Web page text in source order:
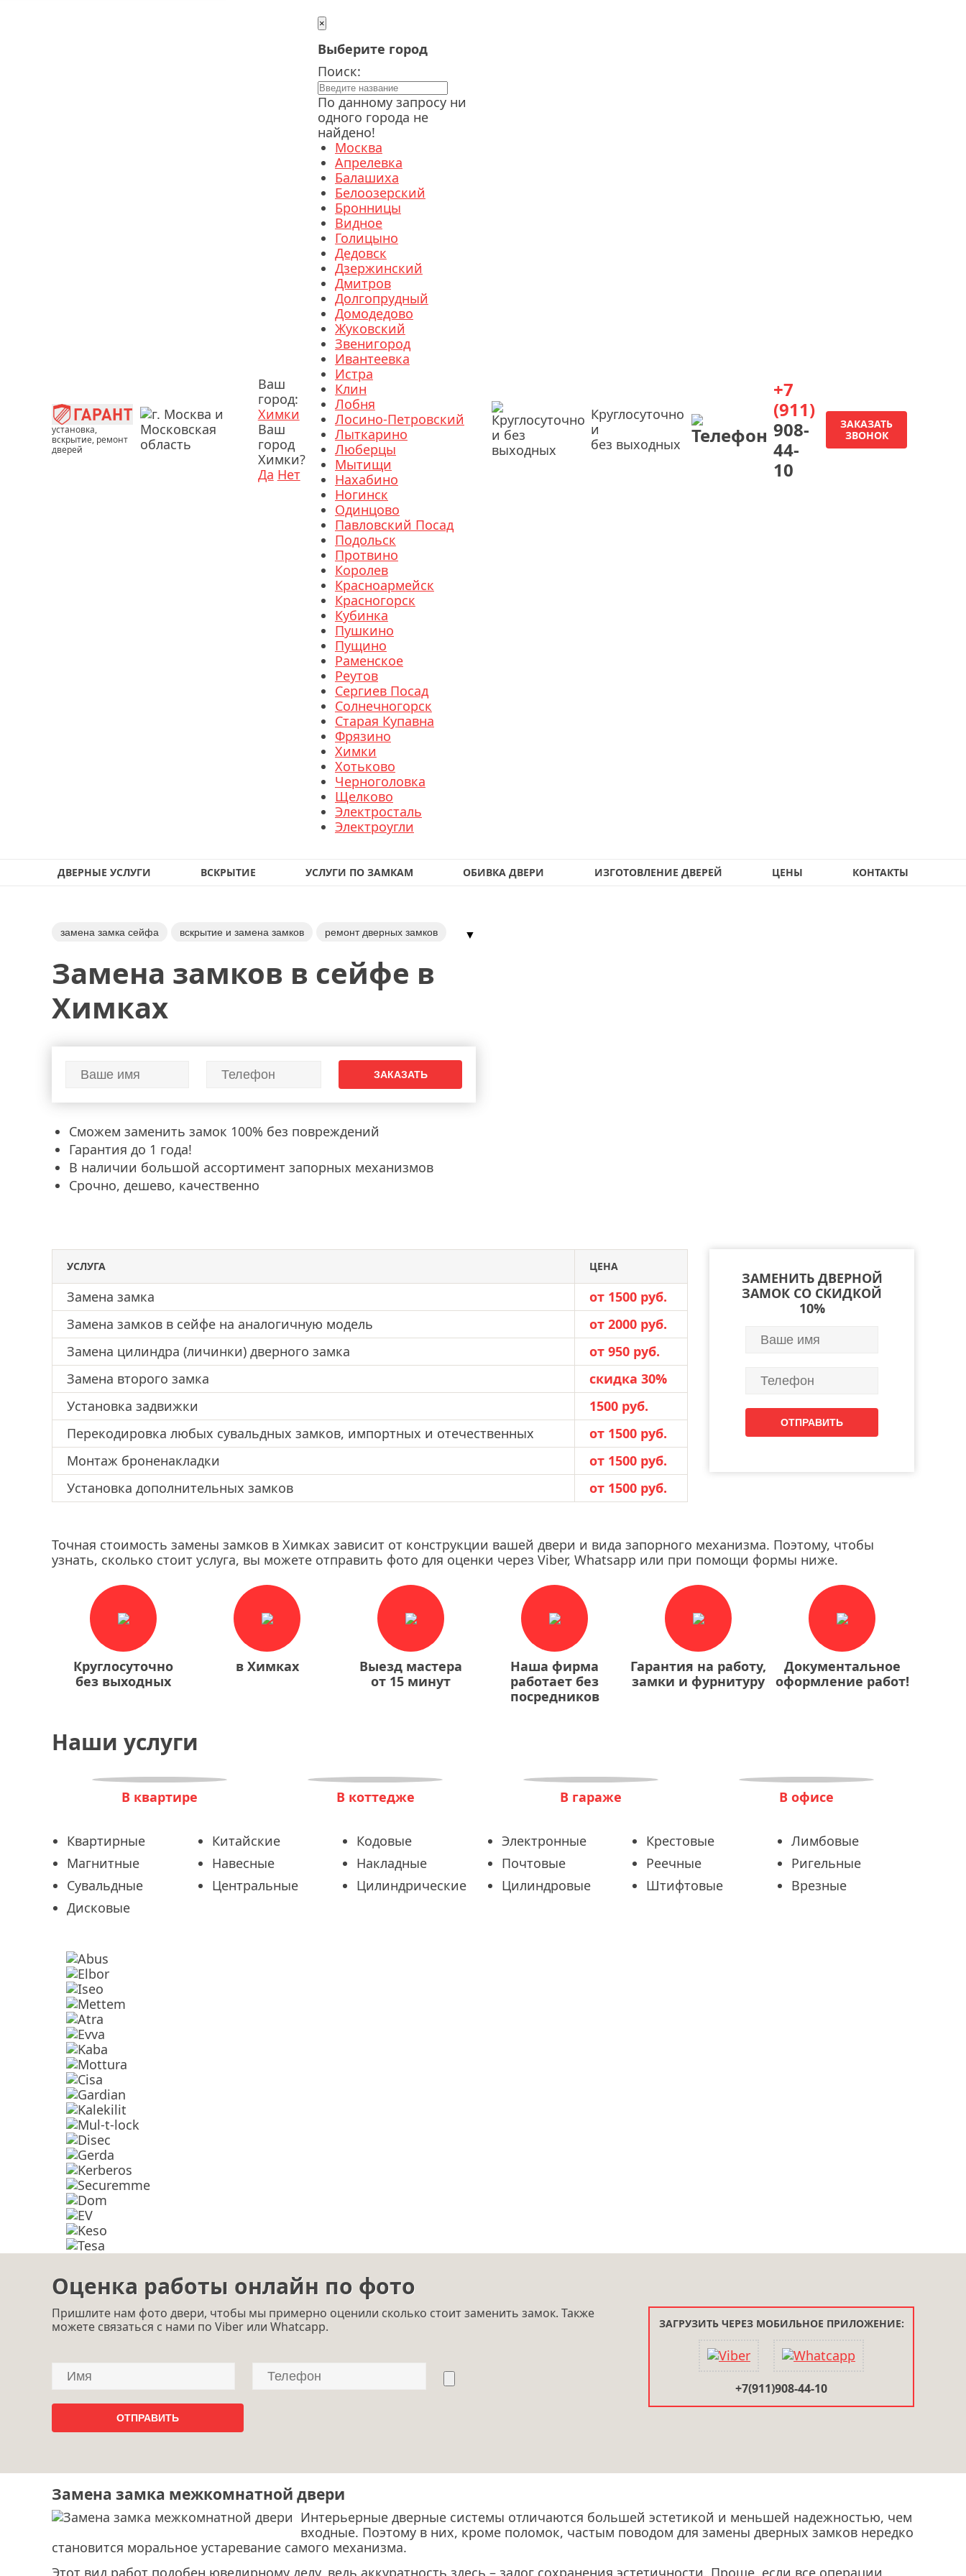
установка,
вскрытие, ремонт
дверей
Ваш
город:
Химки
Ваш
город
Химки?
Да Нет
×
Выберите город
Поиск:
По данному запросу ни
одного города не
найдено!
Москва
Апрелевка
Балашиха
Белоозерский
Бронницы
Видное
Голицыно
Дедовск
Дзержинский
Дмитров
Долгопрудный
Домодедово
Жуковский
Звенигород
Ивантеевка
Истра
Клин
Лобня
Лосино-Петровский
Лыткарино
Люберцы
Мытищи
Нахабино
Ногинск
Одинцово
Павловский Посад
Подольск
Протвино
Королев
Красноармейск
Красногорск
Кубинка
Пушкино
Пущино
Раменское
Реутов
Сергиев Посад
Солнечногорск
Старая Купавна
Фрязино
Химки
Хотьково
Черноголовка
Щелково
Электросталь
Электроугли
Круглосуточно
и
без выходных
+7
(911)
908-
44-
10
ЗАКАЗАТЬ
ЗВОНОК
ДВЕРНЫЕ УСЛУГИ ВСКРЫТИЕ УСЛУГИ ПО ЗАМКАМ ОБИВКА ДВЕРИ ИЗГОТОВЛЕНИЕ ДВЕРЕЙ ЦЕНЫ КОНТАКТЫ
замена замка сейфа вскрытие и замена замков
ремонт дверных замков
замена
входной двери установка дверей
металлической двери
обивка дверей
▼
Замена замков в сейфе в
Химках
Сможем заменить замок 100% без повреждений
Гарантия до 1 года!
В наличии большой ассортимент запорных механизмов
Срочно, дешево, качественно
УСЛУГА ЦЕНА
Замена замка
от 1500 руб.
Замена замков в сейфе на аналогичную модель
от 2000 руб.
Замена цилиндра (личинки) дверного замка
от 950 руб.
Замена второго замка
скидка 30%
Установка задвижки
1500 руб.
Перекодировка любых сувальдных замков, импортных и отечественных
от 1500 руб.
Монтаж броненакладки
от 1500 руб.
Установка дополнительных замков
от 1500 руб.
ЗАМЕНИТЬ ДВЕРНОЙ
ЗАМОК СО СКИДКОЙ
10%
Точная стоимость замены замков в Химках зависит от конструкции вашей двери и вида запорного механизма. Поэтому, чтобы
узнать, сколько стоит услуга, вы можете отправить фото для оценки через Viber, Whatsapp или при помощи формы ниже.
Круглосуточно
без выходных
в Химках
Выезд мастера
от 15 минут
Наша фирма
работает без
посредников
Гарантия на работу,
замки и фурнитуру
Документальное
оформление работ!
Наши услуги
В квартире В коттедже В гараже В офисе
Квартирные Китайские Кодовые Электронные Крестовые
Лимбовые
Магнитные
Навесные Накладные Почтовые Реечные
Ригельные
Сувальдные
Центральные Цилиндрические Цилиндровые Штифтовые
Врезные
Дисковые
Оценка работы онлайн по фото
Пришлите нам фото двери, чтобы мы примерно оценили сколько стоит заменить замок. Также
можете связаться с нами по Viber или Whatcapp.
ЗАГРУЗИТЬ ЧЕРЕЗ МОБИЛЬНОЕ ПРИЛОЖЕНИЕ:
+7(911)908-44-10
Замена замка межкомнатной двери
Интерьерные дверные системы отличаются большей эстетикой и меньшей надежностью, чем
входные. Поэтому в них, кроме поломок, частым поводом для замены дверных замков нередко
становится моральное устаревание самого механизма.
Этот вид работ подобен ювелирному делу, ведь аккуратность здесь – залог сохранения эстетичности. Проще, если все операции